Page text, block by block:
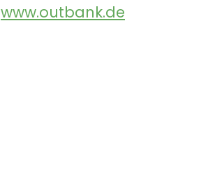
www.outbank.de